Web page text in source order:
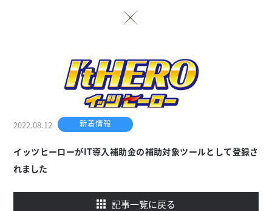
2022.08.12 新着情報
イッツヒーローがIT導入補助金の補助対象ツールとして登録さ
れました
記事一覧に戻る